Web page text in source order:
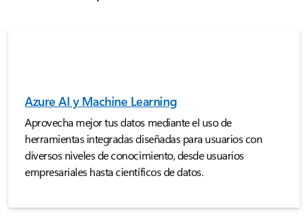
Azure AI y Machine Learning
Aprovecha mejor tus datos mediante el uso de
herramientas integradas diseñadas para usuarios con
diversos niveles de conocimiento, desde usuarios
empresariales hasta científicos de datos.